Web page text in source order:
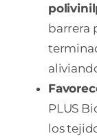
barrera
PLUS
los